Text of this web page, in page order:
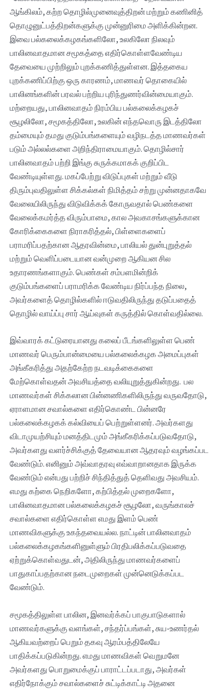
ஆங்கிலம், கற்ற தொழில்முனைவுத்திறன் மற்றும் கணினித்
தொழுனுட்பத்திறன்களுக்கு முன்னுரிமை அளிக்கின்றன.
இவை பல்கலைக்கழகங்களிலோ, உலகிலோ நிலவும்
பாலினவாதமான சமூகத்தை எதிர்கொள்ளவேண்டிய
தேவையை முற்றிலும் புறக்கணித்துள்ளன. இத்தகைய
புறக்கணிப்பிற்கு ஒரு காரணம், மாணவர் தொகையில்
பாலினங்களின் பரவல் பற்றிய புரிந்துணர்வின்மையாகும்.
மற்றையது, பாலினவாதம் நிரம்பிய பல்கலைக்கழகச்
சூழலிலோ, சமூகத்திலோ, உலகின் எந்தவொரு இடத்திலோ
தம்மையும் தமது குடும்பங்களையும் வழிநடத்த மாணவர்கள்
படும் அல்லல்களை அறிந்திராமையாகும். தொழில்சார்
பாலினவாதம் பற்றி இங்கு சுருக்கமாகக் குறிப்பிட
வேண்டியுள்ளது. மகப்பேற்று விடுப்புகள் மற்றும் வீடு
திரும்புவதிலுள்ள சிக்கல்கள் நிமித்தம் சற்று முன்னதாகவே
வேலையிலிருந்து விடுவிக்கக் கோருவதால் பெண்களை
வேலைக்கமர்த்த விரும்பாமை, கால அவகாசங்களுக்கான
கோரிக்கைகளை நிராகரித்தல், பிள்ளைகளைப்
பராமரிப்பதற்கான ஆதரவின்மை, பாலியல் துன்புறுத்தல்
மற்றும் வெளிப்படையான வன்முறை ஆகியன சில
உதாரணங்களாகும். பெண்கள் சம்பளமின்றிக்
குடும்பங்களைப் பராமரிக்க வேண்டிய நிர்ப்பந்த நிலை,
அவர்களைத் தொழில்களில் ஈடுவதிலிருந்து தடுப்பதைத்
தொழில் வாய்ப்பு சார் ஆய்வுகள் கருத்தில் கொள்வதில்லை.
இவ்வாரக் கட்டுரையானது கலைப் பீடங்களிலுள்ள பெண்
மாணவர் பெரும்பான்மையை பல்கலைக்கழக அமைப்புகள்
அங்கீகரித்து அதற்கேற்ற நடவடிக்கைகளை
மேற்கொள்வதன் அவசியத்தை வலியுறுத்துகின்றது. பல
மாணவர்கள் சிக்கலான பின்னணிகளிலிருந்து வருவதோடு,
ஏராளமான சவால்களை எதிர்கொண்ட பின்னரே
பல்கலைக்கழகக் கல்வியைப் பெற்றுள்ளனர். அவர்களது
விடாமுயற்சியும் மனத்திடமும் அங்கீகரிக்கப்படுவதோடு,
அவர்களது வளர்ச்சிக்குத் தேவையான ஆதரவும் வழங்கப்பட
வேண்டும். எனினும் அவ்வாதரவு எவ்வாறானதாக இருக்க
வேண்டும் என்பது பற்றிச் சிந்தித்துத் தெளிவது அவசியம்.
எமது கற்கை நெறிகளோ, கற்பித்தல் முறைகளோ,
பாலினவாதமான பல்கலைக்கழகச் சூழலோ, வருங்காலச்
சவால்களை எதிர்கொள்ள எமது இளம் பெண்
மாணவிகளுக்கு உகந்தவையல்ல. நாட்டின் பாலினவாதம்
பல்கலைக்கழகங்களினுள்ளும் பிரதிபலிக்கப்படுவதை
ஏற்றுக்கொள்வதுடன், அதிலிருந்து மாணவர்களைப்
பாதுகாப்பதற்கான நடைமுறைகள் முன்னெடுக்கப்பட
வேண்டும்.
சமூகத்திலுள்ள பாலின, இனவர்க்கப் பாகுபாடுகளால்
மாணவர்களுக்கு வளங்கள், சந்தர்ப்பங்கள், சுய-உணர்தல்
ஆகியவற்றைப் பெறும் தகவு ஆரம்பத்திலேயே
பாதிக்கப்படுகின்றது. எமது மாணவிகள் வெறுமனே
அவர்களது பொறுமைக்குப் பாராட்டப்படாது, அவர்கள்
எதிர்நோக்கும் சவால்களைச் சுட்டிக்காட்டி அதனை